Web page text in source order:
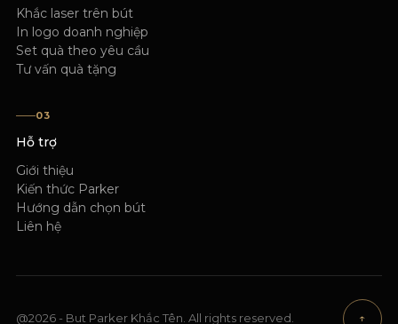
Khắc laser trên bút
In logo doanh nghiệp
Set quà theo yêu cầu
Tư vấn quà tặng
03
Hỗ trợ
Giới thiệu
Kiến thức Parker
Hướng dẫn chọn bút
Liên hệ
@2026 - But Parker Khắc Tên. All rights reserved. ↑